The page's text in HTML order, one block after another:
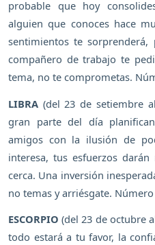
probable que hoy
alguien que conoces hace
sentimientos te
compañero de trabajo te
tema, no te comprometas.
LIBRA (del 23 de setiembre
gran parte del día
amigos con la ilusión de
interesa, tus esfuerzos
cerca. Una inversión
no temas y arriésgate.
ESCORPIO (del 23 de octubre
todo estará a tu favor, la